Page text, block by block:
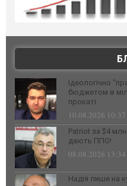
Ідеологічно
бюджетом в
прокаті
10.08.2026 10:37
Patriot за $4
дають ППО!
08.08.2026 13:34
Надія лише на